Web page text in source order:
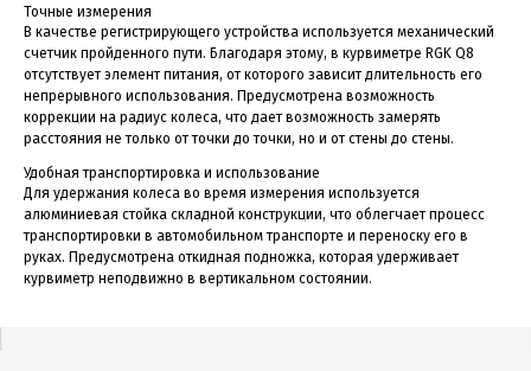
Точные измерения
В качестве регистрирующего устройства используется механический
счетчик пройденного пути. Благодаря этому, в курвиметре RGK Q8
отсутствует элемент питания, от которого зависит длительность его
непрерывного использования. Предусмотрена возможность
коррекции на радиус колеса, что дает возможность замерять
расстояния не только от точки до точки, но и от стены до стены.
Удобная транспортировка и использование
Для удержания колеса во время измерения используется
алюминиевая стойка складной конструкции, что облегчает процесс
транспортировки в автомобильном транспорте и переноску его в
руках. Предусмотрена откидная подножка, которая удерживает
курвиметр неподвижно в вертикальном состоянии.